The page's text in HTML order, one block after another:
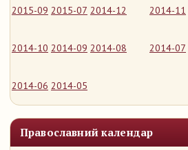
2015-09 2015-07 2014-12 2014-11
2014-10 2014-09 2014-08 2014-07
2014-06 2014-05
Православний календар